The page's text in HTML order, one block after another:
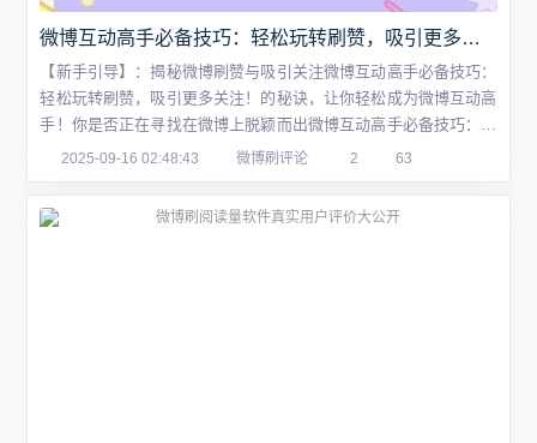
微博互动高手必备技巧：轻松玩转刷赞，吸引更多关注！
【新手引导】：揭秘微博刷赞与吸引关注微博互动高手必备技巧：
轻松玩转刷赞，吸引更多关注！的秘诀，让你轻松成为微博互动高
手！你是否正在寻找在微博上脱颖而出微博互动高手必备技巧：轻
松玩转刷赞，吸引更多关注！的技巧？以下是一些值得你尝试的策
引更多的关注，提高互动是关键。以下是一些...
2025-09-16 02:48:43 微博刷评论 2 63